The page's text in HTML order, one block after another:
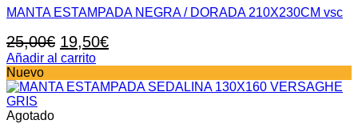
MANTA ESTAMPADA NEGRA / DORADA 210X230CM vsc
25,00€ El
precio
original
era:
19,50€El
actual
es:
Añadir al carrito
Nuevo
Agotado